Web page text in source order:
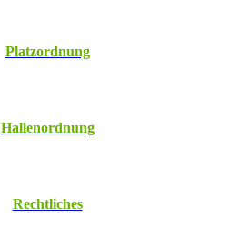
Platzordnung
Hallenordnung
Rechtliches